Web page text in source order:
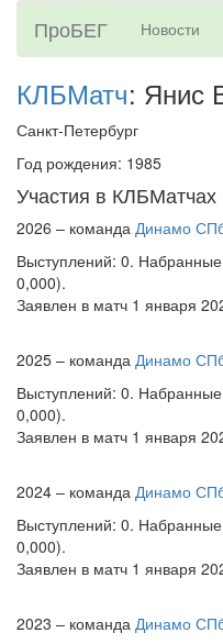
ПроБЕГ Новости
КЛБМатч: Янис
Санкт-Петербург
Год рождения: 1985
Участия в КЛБМатчах
2026 – команда Динамо
Выступлений: 0.
0,000).
Заявлен в матч 1 января
2025 – команда Динамо
Выступлений: 0.
0,000).
Заявлен в матч 1 января
2024 – команда Динамо
Выступлений: 0.
0,000).
Заявлен в матч 1 января
2023 – команда Динамо